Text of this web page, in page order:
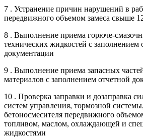
7 . Устранение причин нарушений в
передвижного объемом замеса свыше
8 . Выполнение приема горюче-
технических жидкостей с заполнением
документации
9 . Выполнение приема запасных
материалов с заполнением отчетной
10 . Проверка заправки и дозаправка
систем управления, тормозной
бетоносмесителя передвижного
топливом, маслом, охлаждающей и
жидкостями